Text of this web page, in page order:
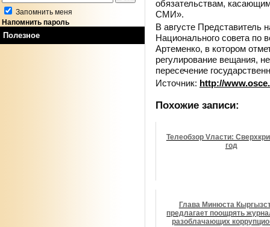
Запомнить меня
Напомнить пароль
Полезное
обязательствам,
СМИ».
В августе Представитель
Национального совета по
Артеменко, в котором
регулирование вещания,
пересечение
Источник: http://
Похожие записи:
Телеобзор Vласти:
год
Глава Минюста
предлагает поощрять
разоблачающих